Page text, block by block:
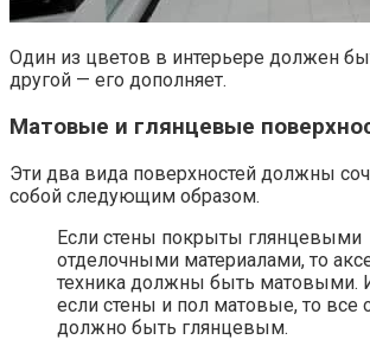
Один из цветов в интерьере должен
другой — его дополняет.
Матовые и глянцевые
Эти два вида поверхностей должны
собой следующим образом.
Если стены покрыты глянцевыми
отделочными материалами, то
техника должны быть матовыми.
если стены и пол матовые, то все
должно быть глянцевым.